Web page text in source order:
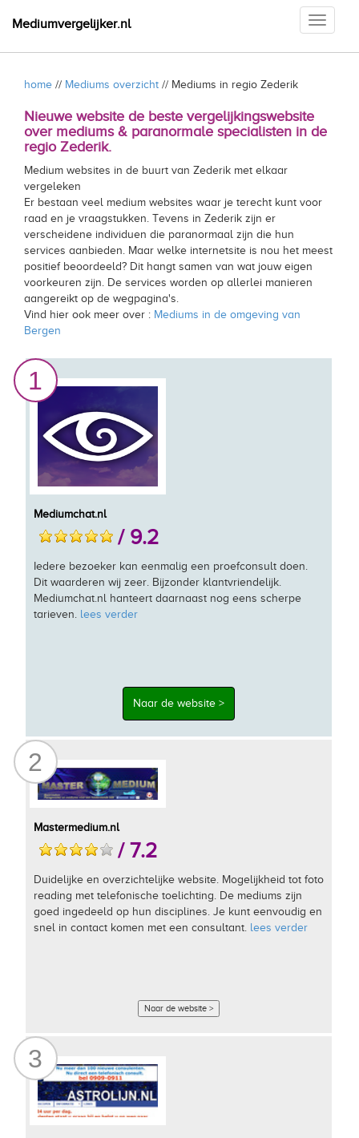
Toggle
Mediumvergelijker.nl
home // Mediums overzicht // Mediums in regio Zederik
Nieuwe website de beste vergelijkingswebsite
over mediums & paranormale specialisten in de
regio Zederik.
Medium websites in de buurt van Zederik met elkaar
vergeleken
Er bestaan veel medium websites waar je terecht kunt voor
raad en je vraagstukken. Tevens in Zederik zijn er
verscheidene individuen die paranormaal zijn die hun
services aanbieden. Maar welke internetsite is nou het meest
positief beoordeeld? Dit hangt samen van wat jouw eigen
voorkeuren zijn. De services worden op allerlei manieren
aangereikt op de wegpagina's.
Vind hier ook meer over : Mediums in de omgeving van
Bergen
1
Mediumchat.nl
/ 9.2
Iedere bezoeker kan eenmalig een proefconsult doen.
Dit waarderen wij zeer. Bijzonder klantvriendelijk.
Mediumchat.nl hanteert daarnaast nog eens scherpe
tarieven. lees verder
Naar de website >
2
Mastermedium.nl
/ 7.2
Duidelijke en overzichtelijke website. Mogelijkheid tot foto
reading met telefonische toelichting. De mediums zijn
goed ingedeeld op hun disciplines. Je kunt eenvoudig en
snel in contact komen met een consultant. lees verder
Naar de website >
3